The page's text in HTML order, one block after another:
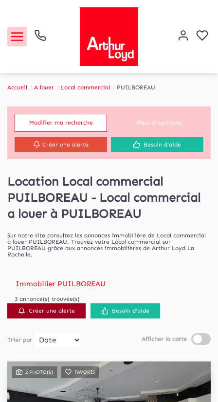
Louer
Etude de marché
Notre Agence
Contact
Accueil A louer Local commercial PUILBOREAU
Modifier ma recherche Plus d'options
Créer une alerte Besoin d'aide
Location Local commercial
PUILBOREAU - Local commercial
a louer à PUILBOREAU
Sur notre site consultez les annonces immobilière de Local commercial
à louer PUILBOREAU. Trouvez votre Local commercial sur
PUILBOREAU grâce aux annonces immobilières de Arthur Loyd La
Rochelle.
Immobilier PUILBOREAU
3 annonce(s) trouvée(s)
Créer une alerte
Besoin d'aide
Trier par Afficher la carte
2 PHOTO(S) FAVORIS